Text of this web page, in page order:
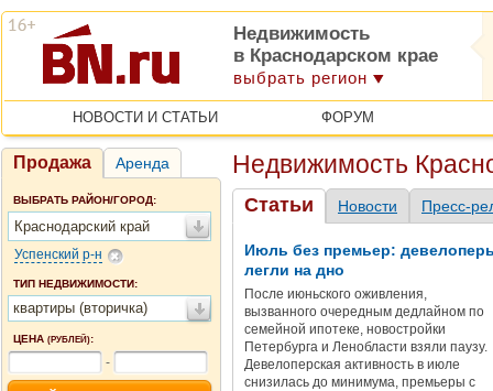
Недвижимость
в Краснодарском крае
выбрать регион
НОВОСТИ И СТАТЬИ ФОРУМ
Продажа Аренда
ВЫБРАТЬ РАЙОН/ГОРОД:
Краснодарский край
Успенский р-н
ТИП НЕДВИЖИМОСТИ:
квартиры (вторичка)
ЦЕНА (РУБЛЕЙ):
-
Недвижимость
Статьи Новости Пресс-
Июль без премьер:
легли на дно
После июньского оживления,
вызванного очередным дедлайном по
семейной ипотеке, новостройки
Петербурга и Ленобласти взяли паузу.
Девелоперская активность в июле
снизилась до минимума, премьеры с